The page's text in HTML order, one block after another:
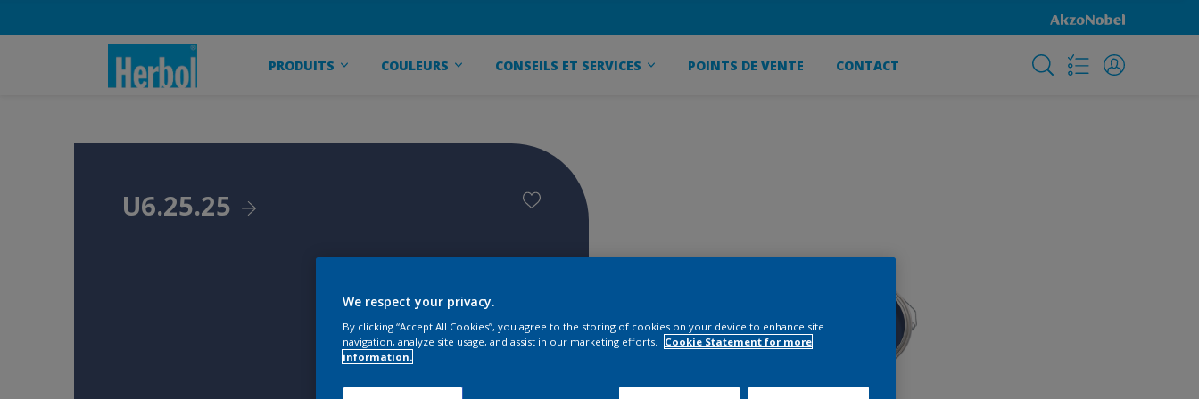
PRODUITS COULEURS CONSEILS ET SERVICES POINTS DE VENTE CONTACT
U6.25.25
We respect your privacy.
By clicking “Accept All Cookies”, you agree to the storing of cookies on your device to enhance site
navigation, analyze site usage, and assist in our marketing efforts.
Cookie Statement for more
information.